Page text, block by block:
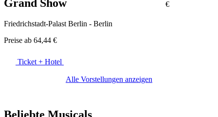
Grand Show
Friedrichstadt-Palast Berlin - Berlin
Preise ab 64,44 €
€
Ticket + Hotel
Alle Vorstellungen anzeigen
Beliebte Musicals